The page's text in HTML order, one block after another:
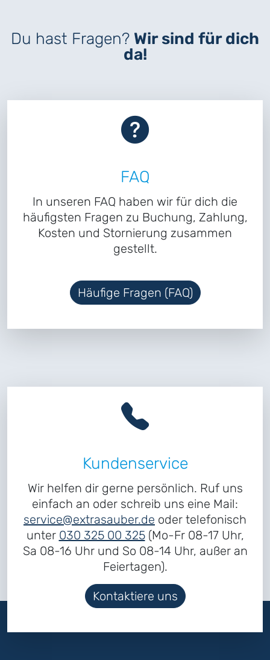
Du hast Fragen? Wir sind für dich
da!
FAQ
In unseren FAQ haben wir für dich die
häufigsten Fragen zu Buchung, Zahlung,
Kosten und Stornierung zusammen
gestellt.
Häufige Fragen (FAQ)
Kundenservice
Wir helfen dir gerne persönlich. Ruf uns
einfach an oder schreib uns eine Mail:
service@extrasauber.de oder telefonisch
unter 030 325 00 325(Mo-Fr 08-17 Uhr,
Sa 08-16 Uhr und So 08-14 Uhr, außer an
Feiertagen).
Kontaktiere uns